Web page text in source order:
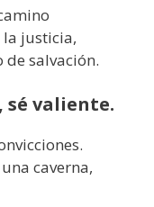
la justicia,
salvación.
sé valiente.
caverna,